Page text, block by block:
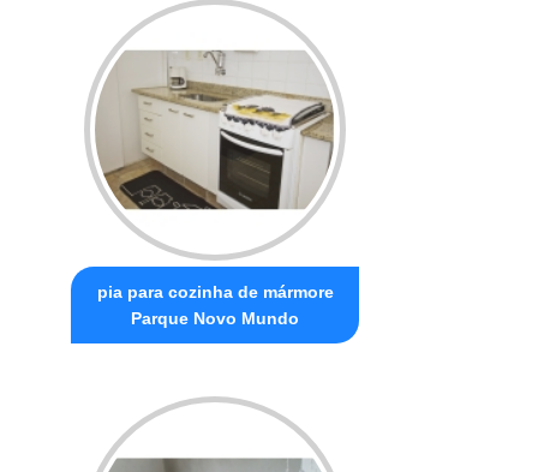
pia para cozinha de mármore
Parque Novo Mundo